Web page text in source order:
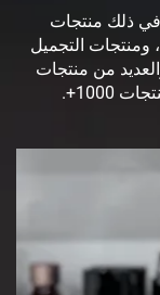
ذلك منتجات
ومنتجات التجميل
من منتجات